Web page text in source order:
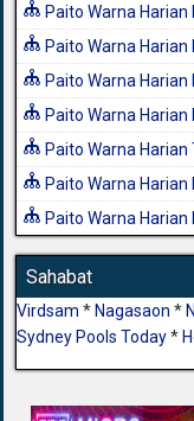
Paito Warna Harian
Paito Warna Harian
Paito Warna Harian
Paito Warna Harian
Paito Warna Harian
Paito Warna Harian
Paito Warna Harian
Sahabat
Virdsam * Nagasaon *
Sydney Pools Today*